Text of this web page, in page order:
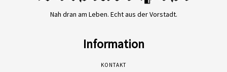
Nah dran am Leben. Echt aus der Vorstadt.
Information
KONTAKT